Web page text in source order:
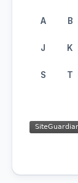
A B
J K
S T